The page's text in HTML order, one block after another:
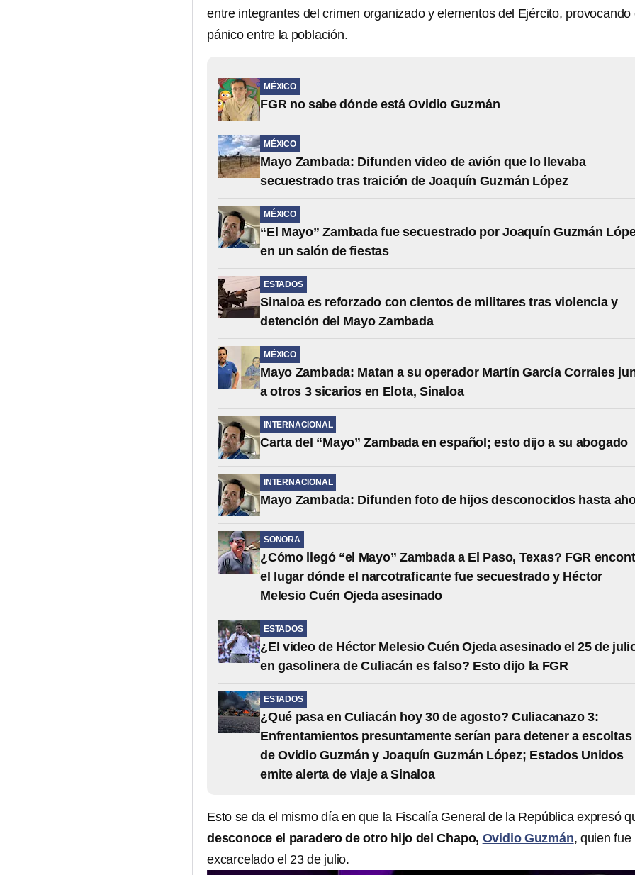
entre integrantes del crimen organizado y elementos del Ejército, provocando
pánico entre la población.
MÉXICO
FGR no sabe dónde está Ovidio Guzmán
MÉXICO
Mayo Zambada: Difunden video de avión que lo llevaba
secuestrado tras traición de Joaquín Guzmán López
MÉXICO
“El Mayo” Zambada fue secuestrado por Joaquín Guzmán
en un salón de fiestas
ESTADOS
Sinaloa es reforzado con cientos de militares tras violencia y
detención del Mayo Zambada
MÉXICO
Mayo Zambada: Matan a su operador Martín García Corrales
a otros 3 sicarios en Elota, Sinaloa
INTERNACIONAL
Carta del “Mayo” Zambada en español; esto dijo a su abogado
INTERNACIONAL
Mayo Zambada: Difunden foto de hijos desconocidos hasta
SONORA
¿Cómo llegó “el Mayo” Zambada a El Paso, Texas? FGR
el lugar dónde el narcotraficante fue secuestrado y Héctor
Melesio Cuén Ojeda asesinado
ESTADOS
¿El video de Héctor Melesio Cuén Ojeda asesinado el 25 de
en gasolinera de Culiacán es falso? Esto dijo la FGR
ESTADOS
¿Qué pasa en Culiacán hoy 30 de agosto? Culiacanazo 3:
Enfrentamientos presuntamente serían para detener a escoltas
de Ovidio Guzmán y Joaquín Guzmán López; Estados Unidos
emite alerta de viaje a Sinaloa
Esto se da el mismo día en que la Fiscalía General de la República expresó
desconoce el paradero de otro hijo del Chapo, Ovidio Guzmán, quien fue
excarcelado el 23 de julio.